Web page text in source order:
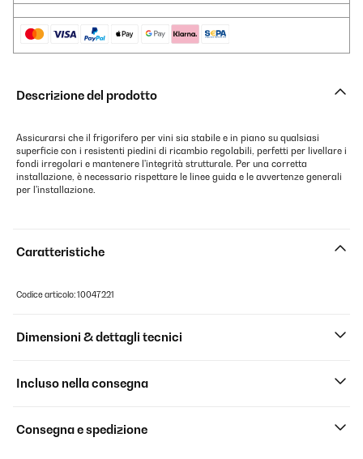
Descrizione del prodotto
Assicurarsi che il frigorifero per vini sia stabile e in piano su qualsiasi
superficie con i resistenti piedini di ricambio regolabili, perfetti per livellare i
fondi irregolari e mantenere l'integrità strutturale. Per una corretta
installazione, è necessario rispettare le linee guida e le avvertenze generali
per l'installazione.
Caratteristiche
Codice articolo: 10047221
Dimensioni & dettagli tecnici
Incluso nella consegna
Consegna e spedizione